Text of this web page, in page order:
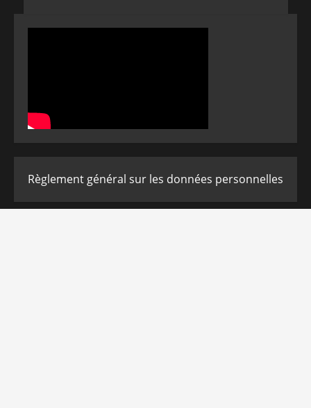
Règlement général sur les données personnelles